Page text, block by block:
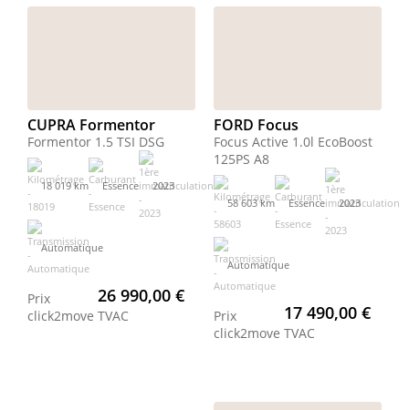
CUPRA Formentor
Formentor 1.5 TSI DSG
18 019 km Essence 2023
Automatique
Prix
click2move
26 990,00 €
TVAC
FORD Focus
Focus Active 1.0l EcoBoost
125PS A8
58 603 km Essence 2023
Automatique
Prix
click2move
17 490,00 €
TVAC